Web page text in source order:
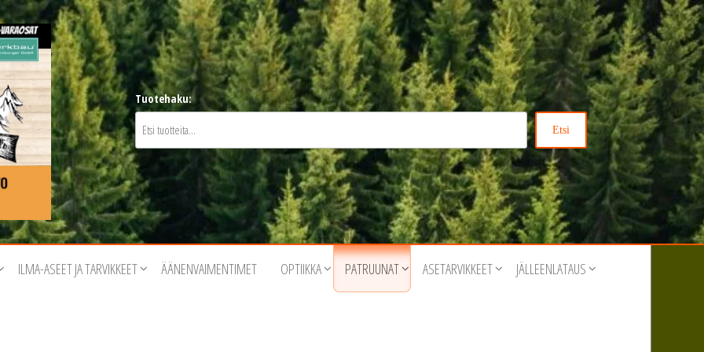
Tuotehaku:
Etsi
ILMA-ASEET JA TARVIKKEET ÄÄNENVAIMENTIMET OPTIIKKA PATRUUNAT ASETARVIKKEET JÄLLEENLATAUS